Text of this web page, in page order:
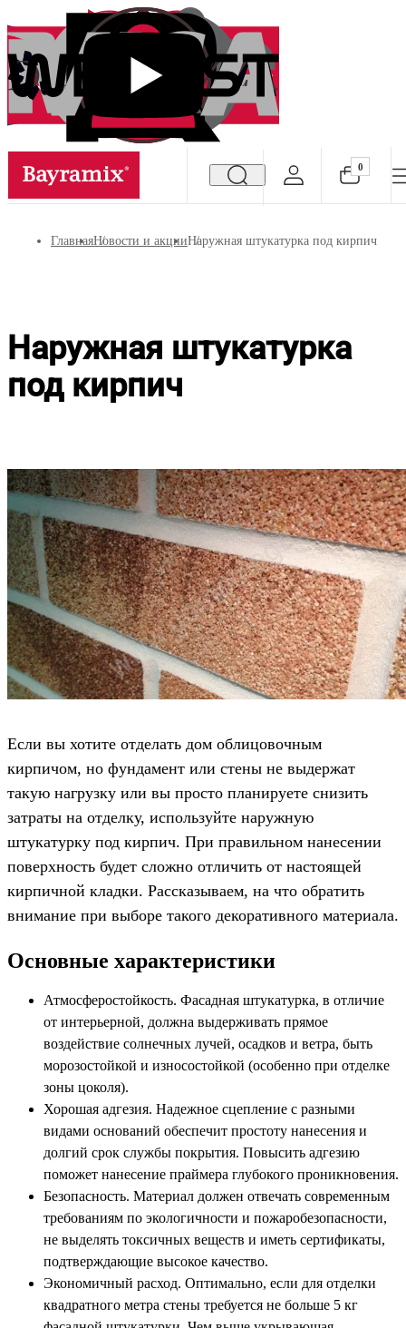
0
Посмотреть все результаты
ГлавнаяНовости и акцииНаружная штукатурка под кирпич
Наружная штукатурка
под кирпич
Если вы хотите отделать дом облицовочным
кирпичом, но фундамент или стены не выдержат
такую нагрузку или вы просто планируете снизить
затраты на отделку, используйте наружную
штукатурку под кирпич. При правильном нанесении
поверхность будет сложно отличить от настоящей
кирпичной кладки. Рассказываем, на что обратить
внимание при выборе такого декоративного материала.
Основные характеристики
Атмосферостойкость. Фасадная штукатурка, в отличие
от интерьерной, должна выдерживать прямое
воздействие солнечных лучей, осадков и ветра, быть
морозостойкой и износостойкой (особенно при отделке
зоны цоколя).
Хорошая адгезия. Надежное сцепление с разными
видами оснований обеспечит простоту нанесения и
долгий срок службы покрытия. Повысить адгезию
поможет нанесение праймера глубокого проникновения.
Безопасность. Материал должен отвечать современным
требованиям по экологичности и пожаробезопасности,
не выделять токсичных веществ и иметь сертификаты,
подтверждающие высокое качество.
Экономичный расход. Оптимально, если для отделки
квадратного метра стены требуется не больше 5 кг